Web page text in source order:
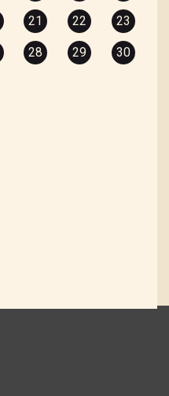
21 22 23
28 29 30